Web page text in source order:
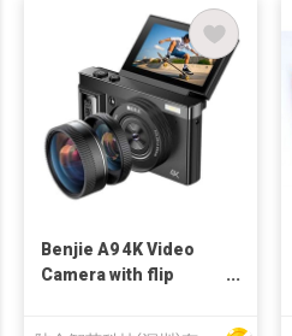
Benjie A9 4K Video
Camera with flip